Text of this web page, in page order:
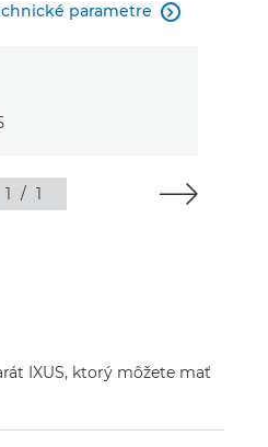
parametre 
1 / 1
IXUS, ktorý môžete mať